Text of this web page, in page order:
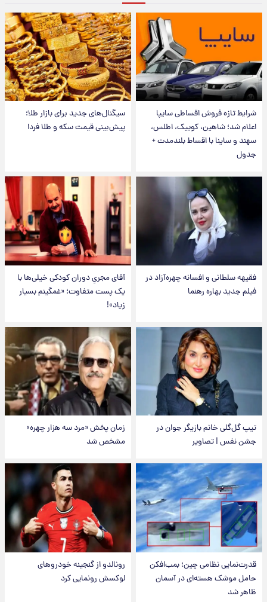
شرایط تازه فروش اقساطی سایپا
اعلام شد؛ شاهین، کوییک، اطلس،
سهند و ساینا با اقساط بلندمدت +
جدول
سیگنال‌های جدید برای بازار طلا؛
پیش‌بینی قیمت سکه و طلا فردا
فقیهه سلطانی و افسانه چهره‌آزاد در
فیلم جدید بهاره رهنما
آقای مجریِ دوران کودکی خیلی‌ها با
یک پست متفاوت؛ «غمگینم بسیار
زیاد»!
تیپ گل‌گلی خانم بازیگر جوان در
جشن نفس | تصاویر
زمان پخش «مرد سه هزار چهره»
مشخص شد
قدرت‌نمایی نظامی چین؛ بمب‌افکن
حامل موشک هسته‌ای در آسمان
ظاهر شد
رونالدو از گنجینه خودروهای
لوکسش رونمایی کرد